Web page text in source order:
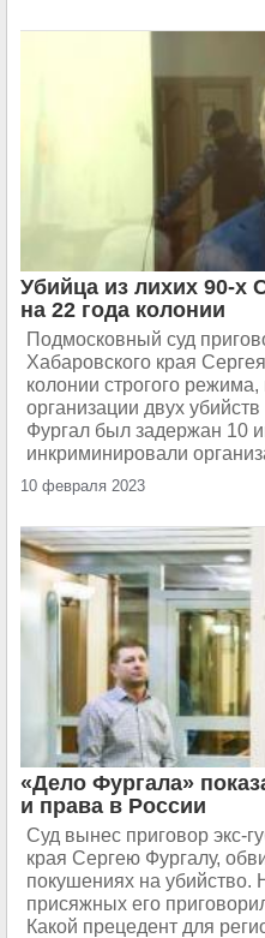
Убийца из лихих 90-х
на 22 года колонии
Подмосковный суд
Хабаровского края
колонии строгого
организации двух
Фургал был задержан 10
инкриминировали
10 февраля 2023
«Дело Фургала»
и права в России
Суд вынес приговор экс-
края Сергею Фургалу,
покушениях на убийство.
присяжных его
Какой прецедент для